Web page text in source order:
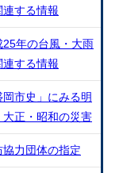
連する情報
25年の台風・大雨
連する情報
岡市史」にみる明
大正・昭和の災害
協力団体の指定